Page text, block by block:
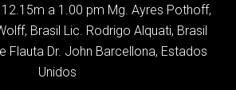
a 1.00 pm Mg. Ayres Pothoff,
Brasil Lic. Rodrigo Alquati, Brasil
Flauta Dr. John Barcellona, Estados
Unidos